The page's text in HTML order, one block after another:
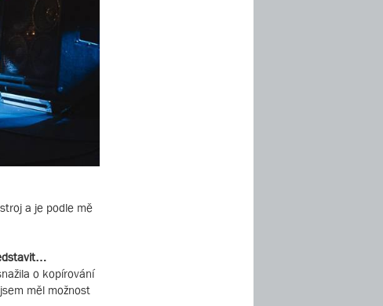
a je podle mě
o kopírování
měl možnost